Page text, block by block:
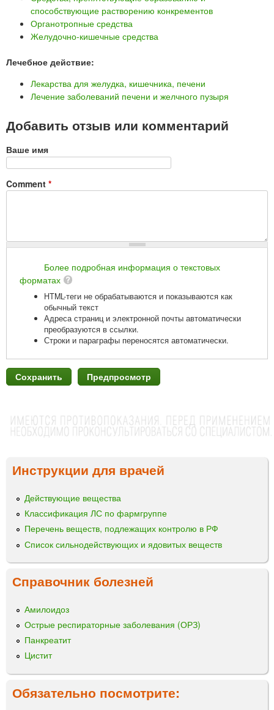
способствующие растворению конкрементов
Органотропные средства
Желудочно-кишечные средства
Лечебное действие:
Лекарства для желудка, кишечника, печени
Лечение заболеваний печени и желчного пузыря
Добавить отзыв или комментарий
Ваше имя
Comment *
Более подробная информация о текстовых
форматах
HTML-теги не обрабатываются и показываются как
обычный текст
Адреса страниц и электронной почты автоматически
преобразуются в ссылки.
Строки и параграфы переносятся автоматически.
Инструкции для врачей
Действующие вещества
Классификация ЛС по фармгруппе
Перечень веществ, подлежащих контролю в РФ
Список сильнодействующих и ядовитых веществ
Справочник болезней
Амилоидоз
Острые респираторные заболевания (ОРЗ)
Панкреатит
Цистит
Обязательно посмотрите: